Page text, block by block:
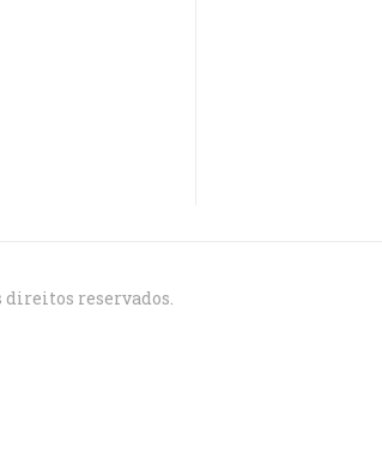
direitos reservados.